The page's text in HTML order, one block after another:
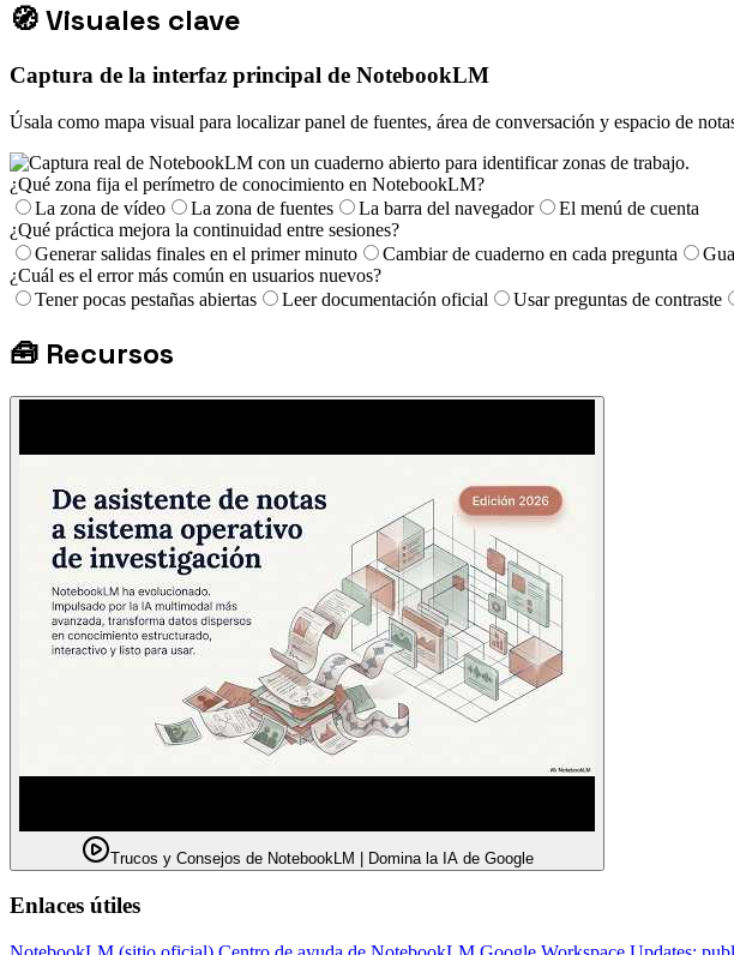
🧭Visuales clave
Captura de la interfaz principal de NotebookLM
Úsala como mapa visual para localizar panel de fuentes, área de conversación y espacio de
¿Qué zona fija el perímetro de conocimiento en NotebookLM?
La zona de vídeo
La zona de fuentes La barra del navegador
El menú de cuenta
¿Qué práctica mejora la continuidad entre sesiones?
Generar salidas finales en el primer minuto
Cambiar de cuaderno en cada pregunta
¿Cuál es el error más común en usuarios nuevos?
Tener pocas pestañas abiertas
Leer documentación oficial Usar preguntas de contraste
🧰 Recursos
Trucos y Consejos de NotebookLM | Domina la IA de Google
Enlaces útiles